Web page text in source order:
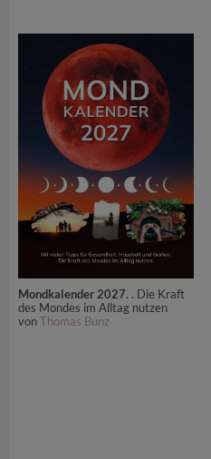
Mondkalender 2027. . Die Kraft
des Mondes im Alltag nutzen
vonThomas Bunz